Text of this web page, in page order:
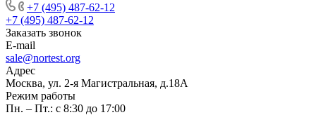
+7 (495) 487-62-12
+7 (495) 487-62-12
Заказать звонок
E-mail
sale@nortest.org
Адрес
Москва, ул. 2-я Магистральная, д.18А
Режим работы
Пн. – Пт.: с 8:30 до 17:00